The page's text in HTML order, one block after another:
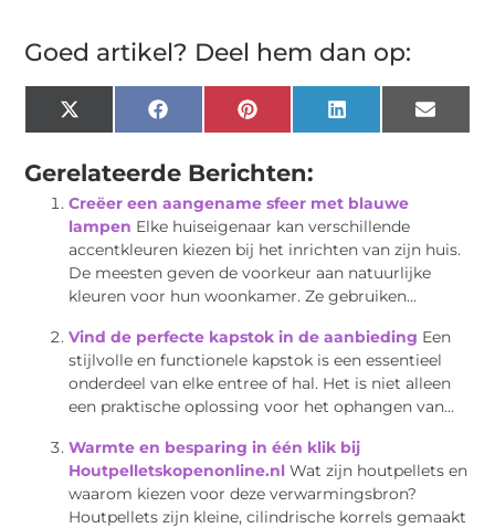
Goed artikel? Deel hem dan op:
X
(Twitter)
FacebookPinterestLinkedInEmail
Gerelateerde Berichten:
Creëer een aangename sfeer met blauwe
lampen Elke huiseigenaar kan verschillende
accentkleuren kiezen bij het inrichten van zijn huis.
De meesten geven de voorkeur aan natuurlijke
kleuren voor hun woonkamer. Ze gebruiken...
Vind de perfecte kapstok in de aanbieding Een
stijlvolle en functionele kapstok is een essentieel
onderdeel van elke entree of hal. Het is niet alleen
een praktische oplossing voor het ophangen van...
Warmte en besparing in één klik bij
Houtpelletskopenonline.nl Wat zijn houtpellets en
waarom kiezen voor deze verwarmingsbron?
Houtpellets zijn kleine, cilindrische korrels gemaakt